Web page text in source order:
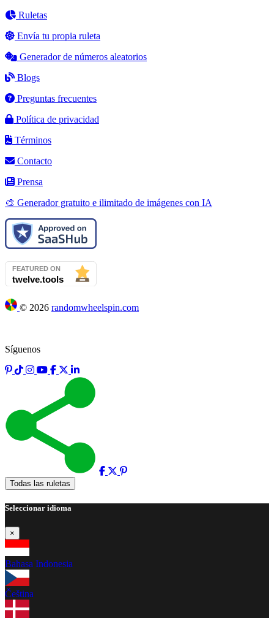
Ruletas
Envía tu propia ruleta
Generador de números aleatorios
Blogs
Preguntas frecuentes
Política de privacidad
Términos
Contacto
Prensa
🎨 Generador gratuito e ilimitado de imágenes con IA
© 2026 randomwheelspin.com
Síguenos
Full screen
Todas las ruletas
Seleccionar idioma
×
Bahasa Indonesia
Čeština